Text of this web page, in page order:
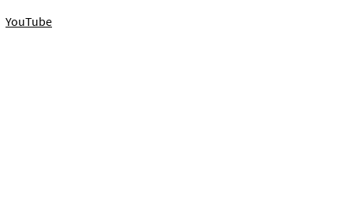
YouTube